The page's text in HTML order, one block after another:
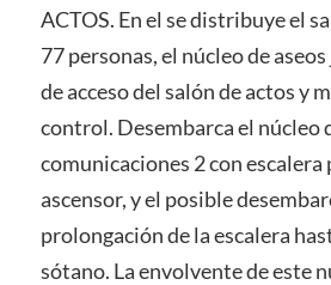
ACTOS. En el se distribuye el
77 personas, el núcleo de
de acceso del salón de actos y
control. Desembarca el núcleo
comunicaciones 2 con
ascensor, y el posible
prolongación de la escalera
sótano. La envolvente de este